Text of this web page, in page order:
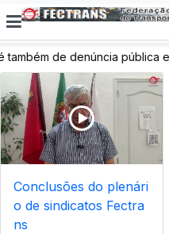
de denúncia pública
saúde, mais condições de
Conclusões do plenári
o de sindicatos Fectra
ns